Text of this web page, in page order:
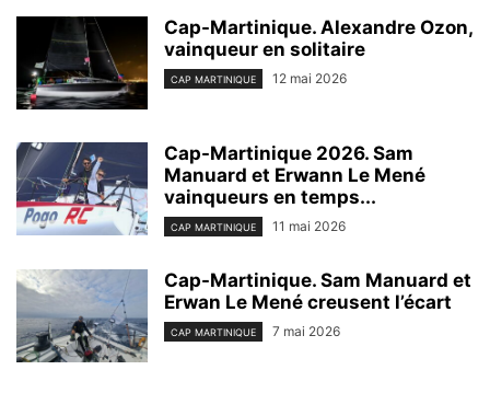
Cap-Martinique. Alexandre Ozon,
vainqueur en solitaire
CAP MARTINIQUE 12 mai 2026
Cap-Martinique 2026. Sam
Manuard et Erwann Le Mené
vainqueurs en temps...
CAP MARTINIQUE 11 mai 2026
Cap-Martinique. Sam Manuard et
Erwan Le Mené creusent l’écart
CAP MARTINIQUE 7 mai 2026